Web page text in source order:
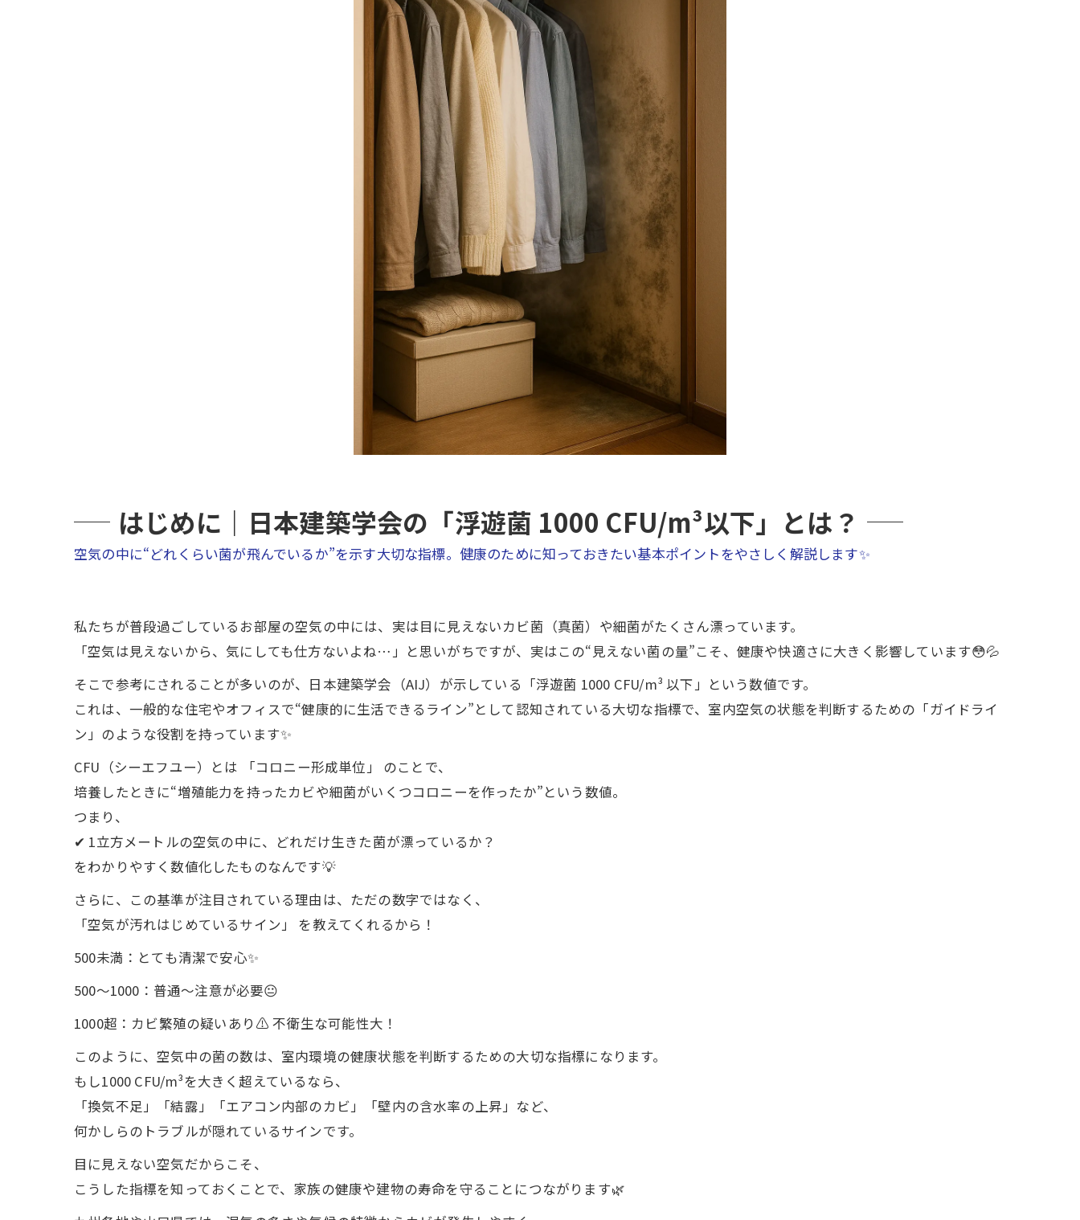
普段からできる！浮遊菌を下げるための5つの生活ポイント🌿
まとめ｜健康的な空気を守るためにできること
カビが心配な方へ｜ＭＩＳＴ工法®カビバスターズ福岡にご相談ください✨
はじめに｜日本建築学会の「浮遊菌 1000 CFU/m³以下」とは？
空気の中に“どれくらい菌が飛んでいるか”を示す大切な指標。健康のために知っておきたい基本ポイントをやさしく解説します✨
私たちが普段過ごしているお部屋の空気の中には、実は目に見えないカビ菌（真菌）や細菌がたくさん漂っています。
「空気は見えないから、気にしても仕方ないよね…」と思いがちですが、実はこの“見えない菌の量”こそ、健康や快適さに大きく影響しています😳💦
そこで参考にされることが多いのが、日本建築学会（AIJ）が示している「浮遊菌 1000 CFU/m³ 以下」という数値です。
これは、一般的な住宅やオフィスで“健康的に生活できるライン”として認知されている大切な指標で、室内空気の状態を判断するための「ガイドライ
ン」のような役割を持っています✨
CFU（シーエフユー）とは 「コロニー形成単位」 のことで、
培養したときに“増殖能力を持ったカビや細菌がいくつコロニーを作ったか”という数値。
つまり、
✔ 1立方メートルの空気の中に、どれだけ生きた菌が漂っているか？
をわかりやすく数値化したものなんです💡
さらに、この基準が注目されている理由は、ただの数字ではなく、
「空気が汚れはじめているサイン」 を教えてくれるから！
500未満：とても清潔で安心✨
500〜1000：普通〜注意が必要😐
1000超：カビ繁殖の疑いあり⚠ 不衛生な可能性大！
このように、空気中の菌の数は、室内環境の健康状態を判断するための大切な指標になります。
もし1000 CFU/m³を大きく超えているなら、
「換気不足」「結露」「エアコン内部のカビ」「壁内の含水率の上昇」など、
何かしらのトラブルが隠れているサインです。
目に見えない空気だからこそ、
こうした指標を知っておくことで、家族の健康や建物の寿命を守ることにつながります🌿